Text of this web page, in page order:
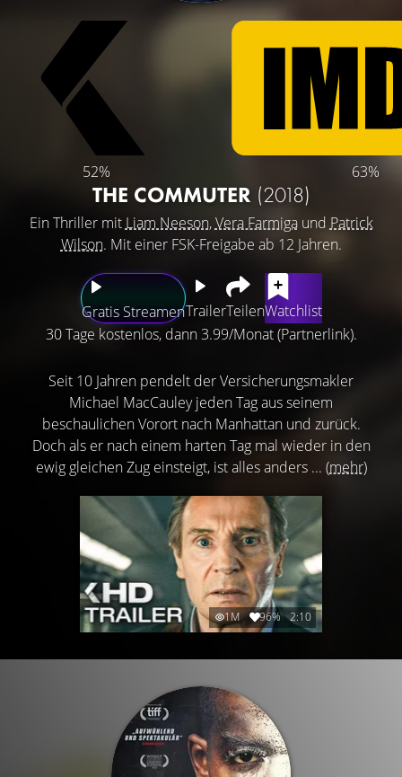
52% 63%
THE COMMUTER (2018)
Ein Thriller mit Liam Neeson,Vera Farmigaund Patrick
Wilson. Mit einer FSK-Freigabe ab 12 Jahren.
Gratis StreamenTrailerTeilenWatchlist
30 Tage kostenlos, dann 3.99/Monat (Partnerlink).
Seit 10 Jahren pendelt der Versicherungsmakler
Michael MacCauley jeden Tag aus seinem
beschaulichen Vorort nach Manhattan und zurück.
Doch als er nach einem harten Tag mal wieder in den
ewig gleichen Zug einsteigt, ist alles anders ... (mehr)
1M 96% 2:10